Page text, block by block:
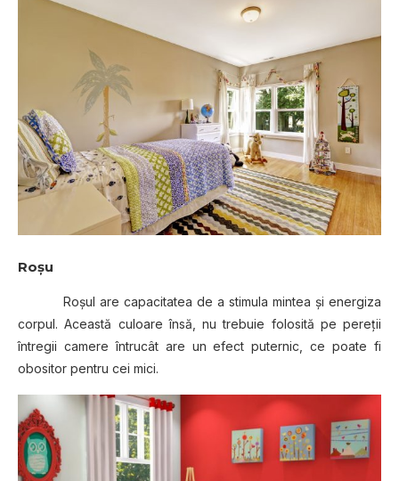
Roşu
Roşul are capacitatea de a stimula mintea şi energiza
corpul. Această culoare însă, nu trebuie folosită pe pereţii
întregii camere întrucât are un efect puternic, ce poate fi
obositor pentru cei mici.